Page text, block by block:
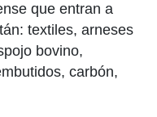
que entran a
textiles, arneses
bovino,
carbón,